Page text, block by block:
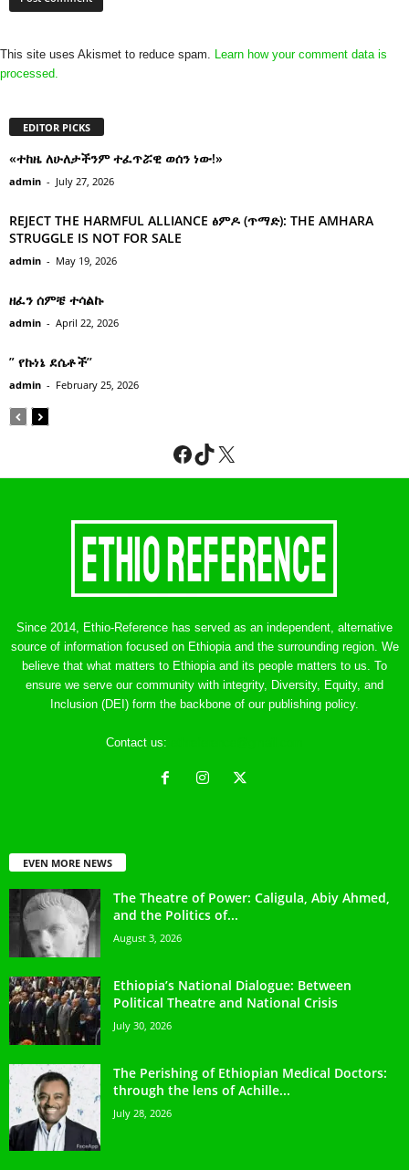
This site uses Akismet to reduce spam. Learn how your comment data is
processed.
EDITOR PICKS
«ተከዜ ለሁለታችንም ተፈጥሯዊ ወሰን ነው!»
admin - July 27, 2026
REJECT THE HARMFUL ALLIANCE ፅምዶ (ጥማድ): THE AMHARA
STRUGGLE IS NOT FOR SALE
admin - May 19, 2026
ዘፈን ሰምቼ ተሳልኩ
admin - April 22, 2026
” የኩነኔ ደሴቶች’’
admin - February 25, 2026
Facebook
TikTok
X
Since 2014, Ethio-Reference has served as an independent, alternative
source of information focused on Ethiopia and the surrounding region. We
believe that what matters to Ethiopia and its people matters to us. To
ensure we serve our community with integrity, Diversity, Equity, and
Inclusion (DEI) form the backbone of our publishing policy.
Contact us:
EVEN MORE NEWS
The Theatre of Power: Caligula, Abiy Ahmed,
and the Politics of...
August 3, 2026
Ethiopia’s National Dialogue: Between
Political Theatre and National Crisis
July 30, 2026
The Perishing of Ethiopian Medical Doctors:
through the lens of Achille...
July 28, 2026